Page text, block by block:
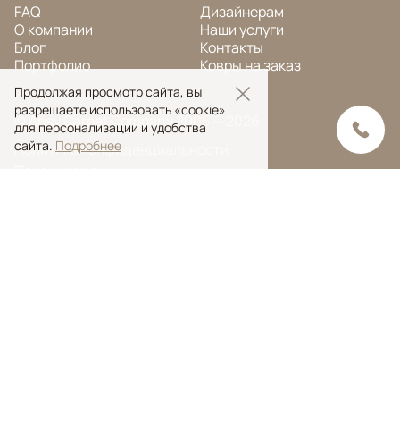
FAQ
О компании
Блог
Портфолио
Дизайнерам
Наши услуги
Контакты
Ковры на заказ
© Ansy Carpet Company 2005 — 2026
Политика конфиденциальности
Продолжая просмотр сайта, вы
разрешаете использовать «cookie»
для персонализации и удобства
сайта. Подробнее